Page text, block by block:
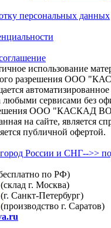
персональных данных
использование
разрешения ООО
автоматизированное
сервисами без
ООО "КАСКАД
на сайте, является
публичной офертой.
России и СНГ-->>
по РФ)
(склад г. Москва)
(г. Санкт-Петербург)
(производство г. Саратов)